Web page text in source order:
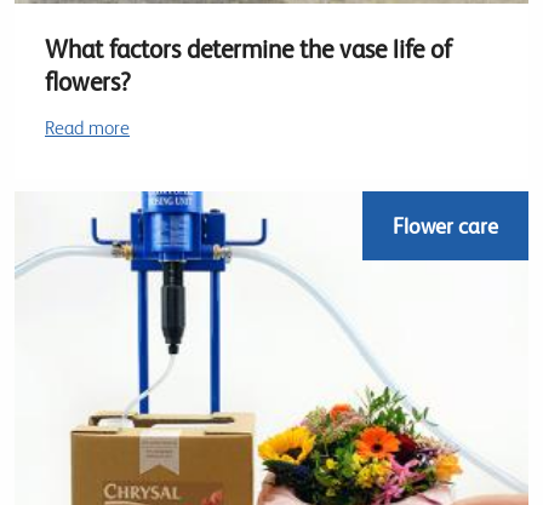
What factors determine the vase life of
flowers?
Read more
Flower care